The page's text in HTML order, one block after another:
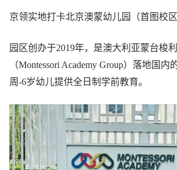
京领实地打卡北京澳蒙幼儿园（首图校区
园区创办于2019年，是澳大利亚蒙台梭
（Montessori Academy Group）落地国
周-6岁幼儿提供全日制学前教育。